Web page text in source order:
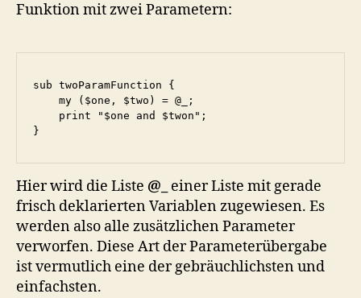
Funktion mit zwei Parametern:
sub twoParamFunction {
    my ($one, $two) = @_;
    print "$one and $twon";
}
Hier wird die Liste @_
einer Liste mit gerade
frisch deklarierten Variablen zugewiesen. Es
werden also alle zusätzlichen Parameter
verworfen. Diese Art der Parameterübergabe
ist vermutlich eine der gebräuchlichsten und
einfachsten.